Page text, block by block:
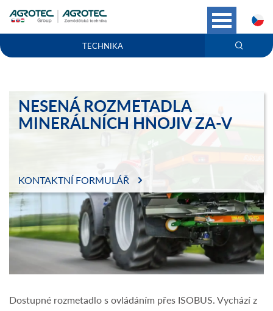
TECHNIKA
NESENÁ ROZMETADLA
MINERÁLNÍCH HNOJIV ZA-V
KONTAKTNÍ FORMULÁŘ
Dostupné rozmetadlo s ovládáním přes ISOBUS. Vychází z